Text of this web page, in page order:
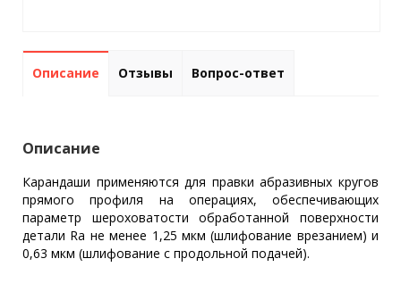
Описание Отзывы Вопрос-ответ
Описание
Карандаши применяются для правки абразивных кругов
прямого профиля на операциях, обеспечивающих
параметр шероховатости обработанной поверхности
детали Ra не менее 1,25 мкм (шлифование врезанием) и
0,63 мкм (шлифование с продольной подачей).